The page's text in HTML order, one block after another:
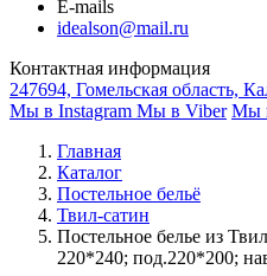
E-mails
idealson@mail.ru
Контактная информация
247694, Гомельская область,
Мы в Instagram Мы в Viber Мы
Главная
Каталог
Постельное бельё
Твил-сатин
Постельное белье из
220*240; под.220*200;